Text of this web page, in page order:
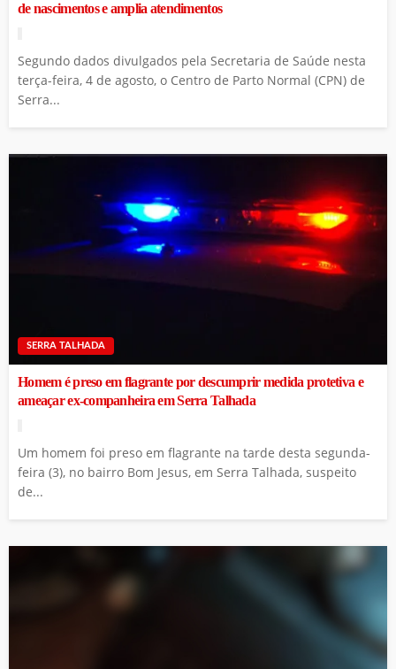
de nascimentos e amplia atendimentos
Segundo dados divulgados pela Secretaria de Saúde nesta
terça-feira, 4 de agosto, o Centro de Parto Normal (CPN) de
Serra...
SERRA TALHADA
Homem é preso em flagrante por descumprir medida protetiva e
ameaçar ex-companheira em Serra Talhada
Um homem foi preso em flagrante na tarde desta segunda-
feira (3), no bairro Bom Jesus, em Serra Talhada, suspeito
de...